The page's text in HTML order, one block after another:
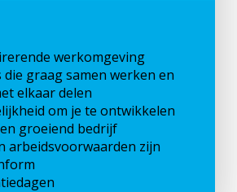
werkomgeving
die graag samen werken en
elkaar delen
om je te ontwikkelen
groeiend bedrijf
arbeidsvoorwaarden zijn